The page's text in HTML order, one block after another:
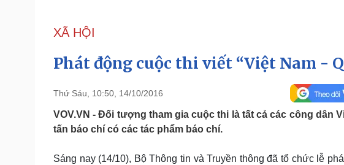
Đảng
Tổ chức nhân sự
Nhận diện sự thật
Dấu ấn VOV
Pháp luật
Vụ án
Tư vấn luật
Quân sự - Quốc phòng
Vũ khí
Phân tích
Thể thao
Thế giới
XÃ HỘI
Phát động cuộc thi viết “Việt Nam -
Thứ Sáu, 10:50, 14/10/2016
VOV.VN - Đối tượng tham gia cuộc thi là tất cả các công dân
tấn báo chí có các tác phẩm báo chí.
Sáng nay (14/10), Bộ Thông tin và Truyền thông đã tổ chức lễ